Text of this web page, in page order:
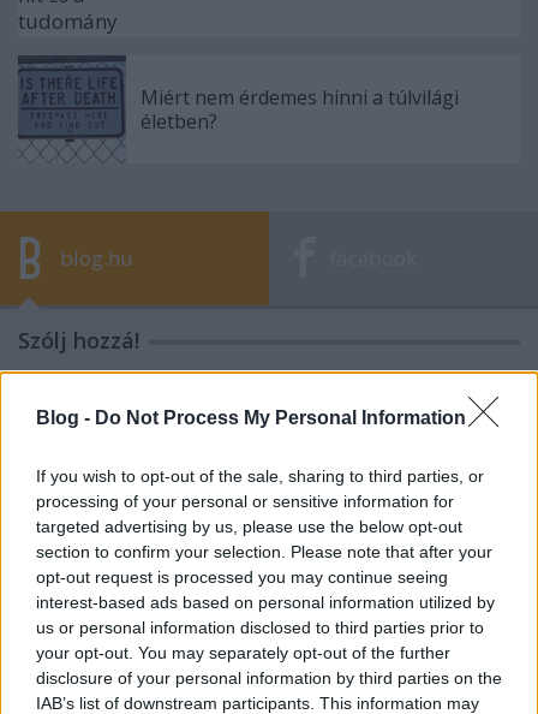
Blog - Do Not Process My Personal Information
If you wish to opt-out of the sale, sharing to third parties, or
processing of your personal or sensitive information for
targeted advertising by us, please use the below opt-out
section to confirm your selection. Please note that after your
opt-out request is processed you may continue seeing
interest-based ads based on personal information utilized by
us or personal information disclosed to third parties prior to
your opt-out. You may separately opt-out of the further
disclosure of your personal information by third parties on the
IAB’s list of downstream participants. This information may
Miért nem érdemes hinni a túlvilági
életben?
blog.hu
Szólj hozzá!
VAGY